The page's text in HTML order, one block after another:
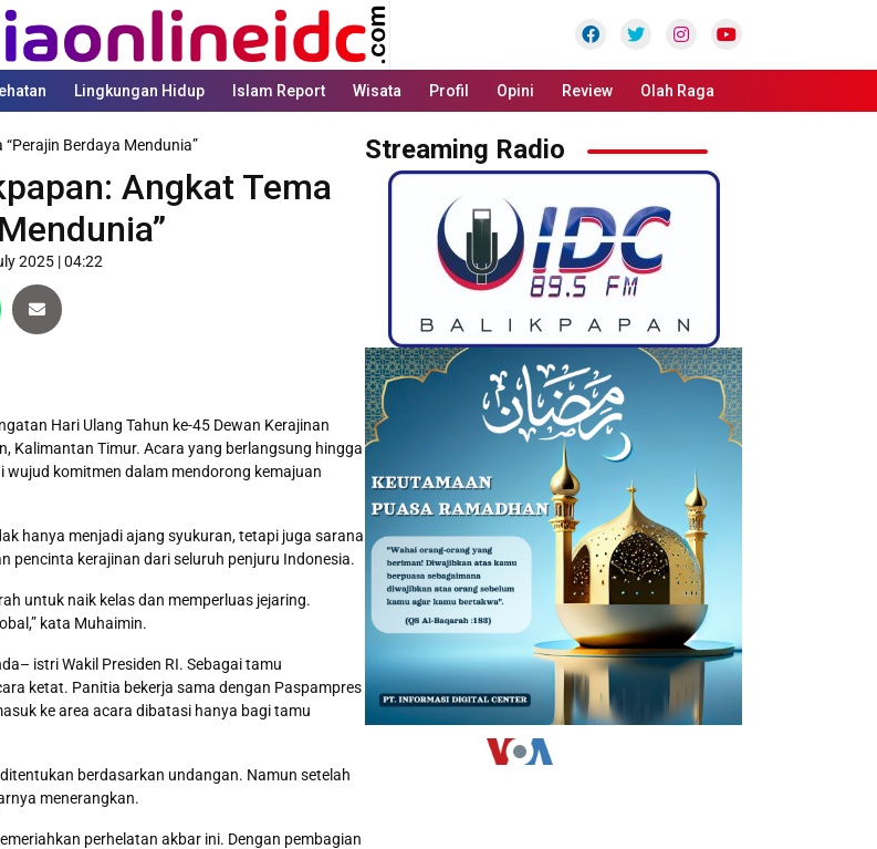
FacebookTwitter InstagramYoutube
Lingkungan Hidup Islam Report Wisata Profil Opini Review Olah Raga
Berdaya Mendunia”
Angkat Tema
2025 | 04:22
Hari Ulang Tahun ke-45 Dewan Kerajinan
Kalimantan Timur. Acara yang berlangsung hingga
wujud komitmen dalam mendorong kemajuan
hanya menjadi ajang syukuran, tetapi juga sarana
pencinta kerajinan dari seluruh penjuru Indonesia.
untuk naik kelas dan memperluas jejaring.
kata Muhaimin.
istri Wakil Presiden RI. Sebagai tamu
ketat. Panitia bekerja sama dengan Paspampres
ke area acara dibatasi hanya bagi tamu
berdasarkan undangan. Namun setelah
menerangkan.
perhelatan akbar ini. Dengan pembagian
Streaming Radio